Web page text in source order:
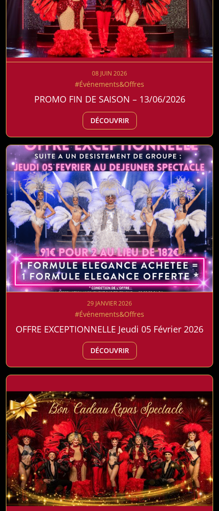
08 JUIN 2026
#Événements&Offres
PROMO FIN DE SAISON – 13/06/2026
DÉCOUVRIR
29 JANVIER 2026
#Événements&Offres
OFFRE EXCEPTIONNELLE Jeudi 05 Février 2026
DÉCOUVRIR